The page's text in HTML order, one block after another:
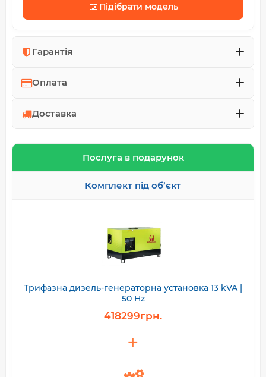
Підібрати модель
Гарантія
Оплата
Доставка
Послуга в подарунок
Комплект під об’єкт
Трифазна дизель-генераторна установка 13 kVA |
50 Hz
418299грн.